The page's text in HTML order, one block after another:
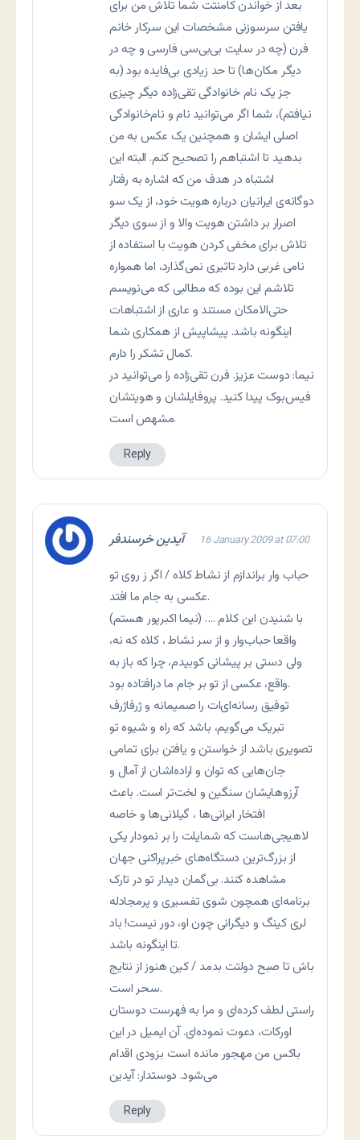
بعد از خواندن کامنتت شما تلاش من برای
یافتن سرسوزنی مشخصات این سرکار خانم
فرن (چه در سایت بی‌بی‌سی فارسی و چه در
دیگر مکان‌ها) تا حد زیادی بی‌فایده بود (به
جز یک نام خانوادگی تقی‌زاده دیگر چیزی
نیافتم)، شما اگر می‌توانید نام و نام‌خانوادگی
اصلی ایشان و همچنین یک عکس به من
بدهید تا اشتباهم را تصحیح کنم. البته این
اشتباه در هدف من که اشاره به رفتار
دوگانه‌ی ایرانیان درباره هویت خود، از یک سو
اصرار بر داشتن هویت والا و از سوی دیگر
تلاش برای مخفی کردن هویت با استفاده از
نامی غربی دارد تاثیری نمی‌گذارد، اما همواره
تلاشم این بوده که مطالبی که می‌نویسم
حتی‌الامکان مستند و عاری از اشتباهات
اینگونه باشد. پیشاپیش از همکاری شما
کمال تشکر را دارم.
نیما: دوست عزیز. فرن تقی‌زاده را می‌توانید در
فیس‌بوک پیدا کنید. پروفایلشان و هویتشان
مشهص است.
Reply
آیدین خرسندفر 16 January 2009 at 07:00
حباب وار براندازم از نشاط کلاه / اگر ز روی تو
عکسی به جام ما افتد.
(نیما اکبرپور هستم) …. با شنیدن این کلام
واقعا حباب‌وار و از سر نشاط ، کلاه که نه،
ولی دستی بر پیشانی کوبیدم، چرا که باز به
واقع، عکسی از تو بر جام ما درافتاده بود.
توفیق رسانه‌ای‌ات را صمیمانه و ژرفاژرف
تبریک می‌گویم، باشد که راه و شیوه تو
تصویری باشد از خواستن و یافتن برای تمامی
جان‌هایی که توان و اراده‌اشان از آمال و
آرزوهایشان سنگین و لخت‌تر است. باعث
افتخار ایرانی‌ها ، گیلانی‌ها و خاصه
لاهیجی‌هاست که شمایلت را بر نمودار یکی
از بزرگ‌ترین دستگاه‌های خبرپراکنی جهان
مشاهده کنند. بی‌گمان دیدار تو در تارک
برنامه‌ای همچون شوی تفسیری و پرمجادله
لری کینگ و دیگرانی چون او، دور نیست! باد
تا اینگونه باشد.
باش تا صبح دولتت بدمد / کین هنوز از نتایج
سحر است.
راستی لطف کرده‌ای و مرا به فهرست دوستان
اورکات، دعوت نموده‌ای. آن ایمیل در این
باکس من مهجور مانده است بزودی اقدام
می‌شود. دوستدار: آیدین
Reply